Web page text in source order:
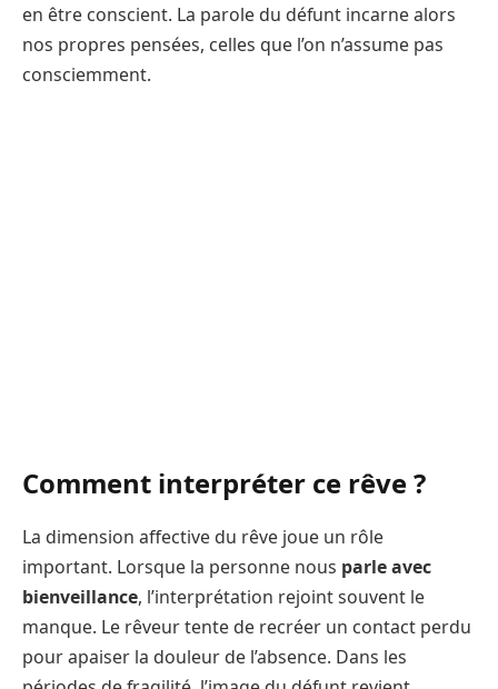
en être conscient. La parole du défunt incarne alors
nos propres pensées, celles que l’on n’assume pas
consciemment.
Comment interpréter ce rêve ?
La dimension affective du rêve joue un rôle
important. Lorsque la personne nous parle avec
bienveillance, l’interprétation rejoint souvent le
manque. Le rêveur tente de recréer un contact perdu
pour apaiser la douleur de l’absence. Dans les